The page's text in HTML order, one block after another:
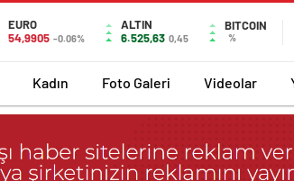
EURO
54,9905 -0.06%
ALTIN
6.525,63 0,45
BITCOIN
%
Kadın Foto Galeri Videolar